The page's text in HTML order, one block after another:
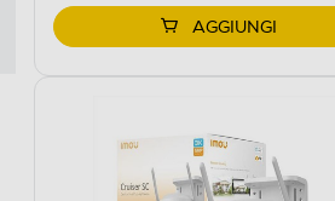
AGGIUNGI